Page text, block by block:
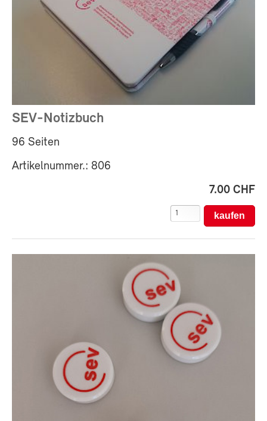
SEV-Notizbuch
96 Seiten
Artikelnummer.: 806
7.00 CHF